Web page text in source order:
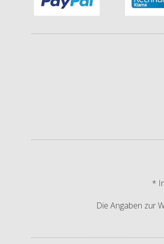
*
Die Angaben zur